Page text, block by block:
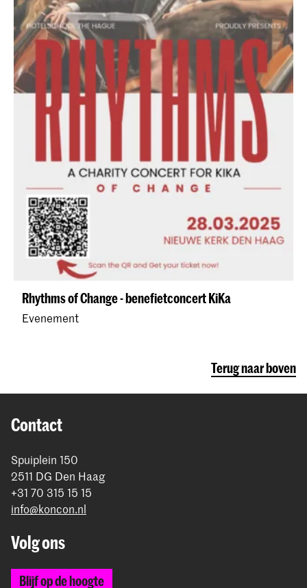
Rhythms of Change - benefietconcert KiKa
Evenement
Terug naar boven
Contact
Spuiplein 150
2511 DG Den Haag
+31 70 315 15 15
info@koncon.nl
Volg ons
Blijf op de hoogte